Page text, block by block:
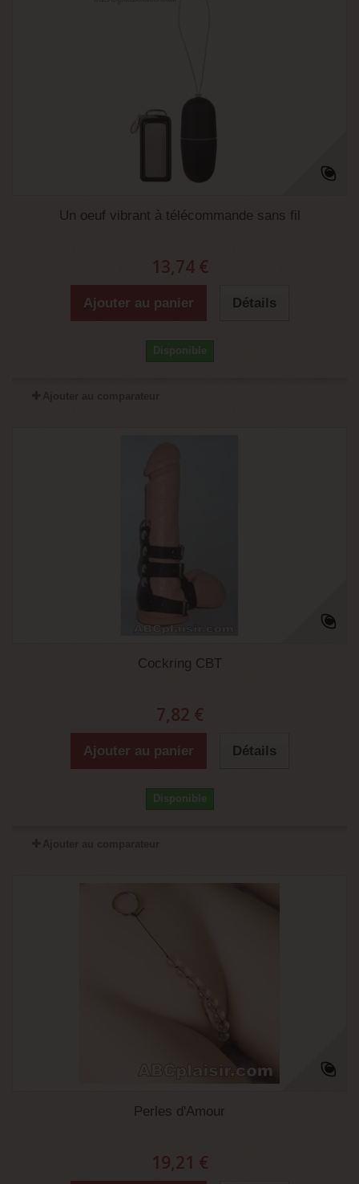
Un oeuf vibrant à télécommande sans fil
13,74 €
Ajouter au panier Détails
Disponible
Cockring CBT
7,82 €
Ajouter au panier Détails
Disponible
Perles d'Amour
19,21 €